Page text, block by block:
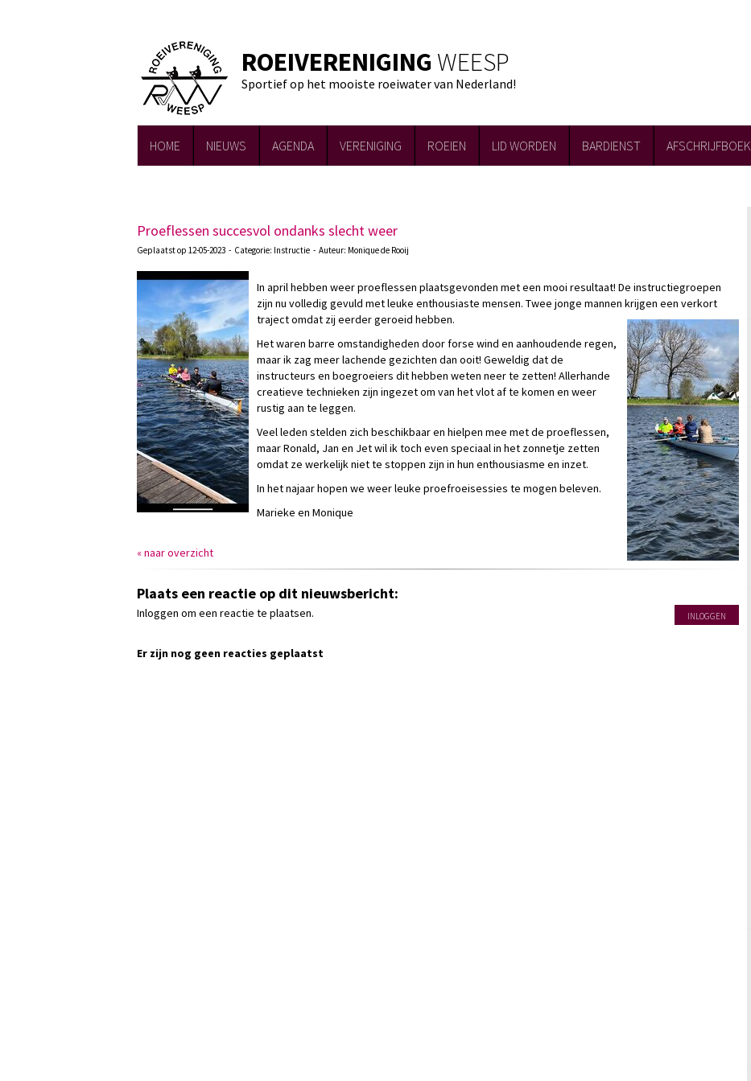
ROEIVERENIGING WEESP
Sportief op het mooiste roeiwater van Nederland!
HOME NIEUWS AGENDA VERENIGING ROEIEN LID WORDEN BARDIENST AFSCHRIJFBOEK
Proeflessen succesvol ondanks slecht weer
Geplaatst op 12-05-2023 - Categorie: Instructie - Auteur: Monique de Rooij
In april hebben weer proeflessen plaatsgevonden met een mooi resultaat! De instructiegroepen
zijn nu volledig gevuld met leuke enthousiaste mensen. Twee jonge mannen krijgen een verkort
traject omdat zij eerder geroeid hebben.
Het waren barre omstandigheden door forse wind en aanhoudende regen,
maar ik zag meer lachende gezichten dan ooit! Geweldig dat de
instructeurs en boegroeiers dit hebben weten neer te zetten! Allerhande
creatieve technieken zijn ingezet om van het vlot af te komen en weer
rustig aan te leggen.
Veel leden stelden zich beschikbaar en hielpen mee met de proeflessen,
maar Ronald, Jan en Jet wil ik toch even speciaal in het zonnetje zetten
omdat ze werkelijk niet te stoppen zijn in hun enthousiasme en inzet.
In het najaar hopen we weer leuke proefroeisessies te mogen beleven.
Marieke en Monique
« naar overzicht
Plaats een reactie op dit nieuwsbericht:
Inloggen om een reactie te plaatsen. INLOGGEN
Er zijn nog geen reacties geplaatst